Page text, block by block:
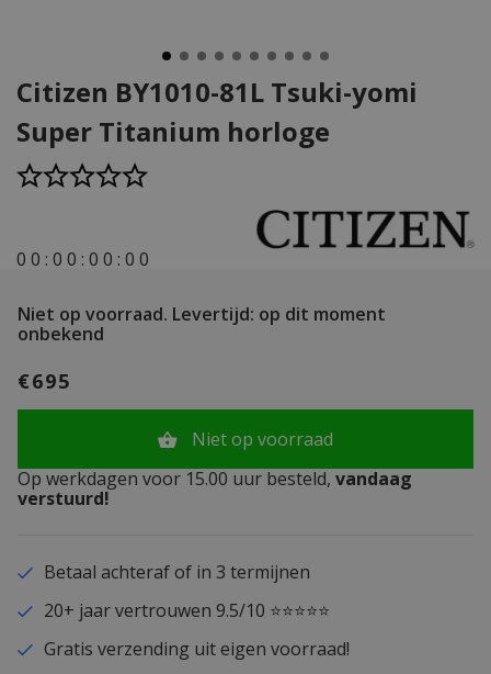
Citizen BY1010-81L Tsuki-yomi
Super Titanium horloge
0 0 : 0 0 : 0 0 : 0 0
Niet op voorraad. Levertijd: op dit moment
onbekend
€695
Niet op voorraad
Op werkdagen voor 15.00 uur besteld, vandaag
verstuurd!
Betaal achteraf of in 3 termijnen
20+ jaar vertrouwen 9.5/10 ⭐⭐⭐⭐⭐
Gratis verzending uit eigen voorraad!